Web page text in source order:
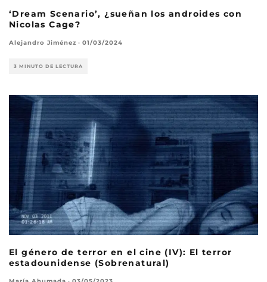
‘Dream Scenario’, ¿sueñan los androides con
Nicolas Cage?
Alejandro Jiménez · 01/03/2024
3 MINUTO DE LECTURA
El género de terror en el cine (IV): El terror
estadounidense (Sobrenatural)